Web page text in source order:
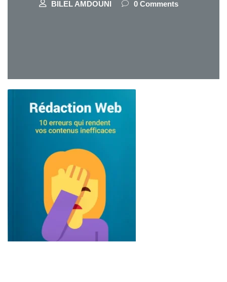
BILEL AMDOUNI 0 Comments